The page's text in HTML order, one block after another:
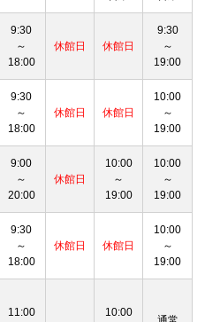
9:30
～
18:00
休館日 休館日
9:30
～
19:00
9:30
～
18:00
休館日 休館日
10:00
～
19:00
9:00
～
20:00
休館日
10:00
～
19:00
10:00
～
19:00
9:30
～
18:00
休館日 休館日
10:00
～
19:00
11:00 10:00